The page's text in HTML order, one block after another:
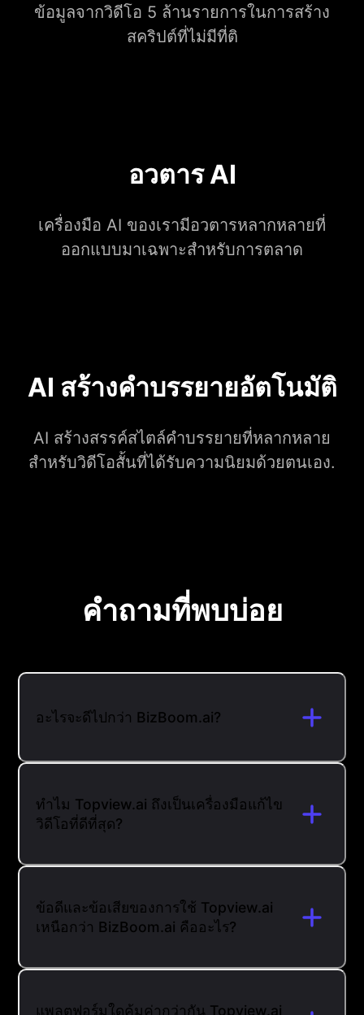
ข้อมูลจากวิดีโอ 5 ล้านรายการในการสร้าง
สคริปต์ที่ไม่มีที่ติ
อวตาร AI
เครื่องมือ AI ของเรามีอวตารหลากหลายที่
ออกแบบมาเฉพาะสำหรับการตลาด
AI สร้างคำบรรยายอัตโนมัติ
AI สร้างสรรค์สไตล์คำบรรยายที่หลากหลาย
สำหรับวิดีโอสั้นที่ได้รับความนิยมด้วยตนเอง.
คำถามที่พบบ่อย
อะไรจะดีไปกว่า BizBoom.ai?
ทำไม Topview.ai ถึงเป็นเครื่องมือแก้ไข
วิดีโอที่ดีที่สุด?
ข้อดีและข้อเสียของการใช้ Topview.ai
เหนือกว่า BizBoom.ai คืออะไร?
แพลตฟอร์มใดคุ้มค่ากว่ากัน Topview.ai